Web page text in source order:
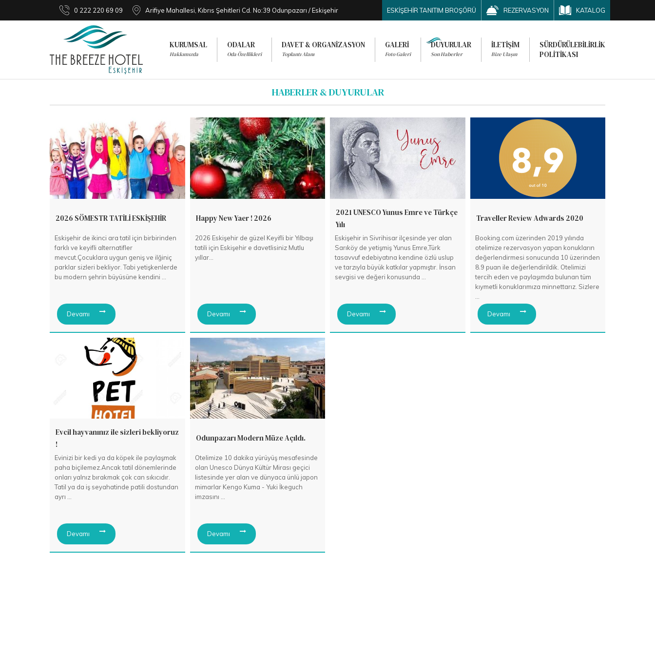
0 222 220 69 09 Arifiye Mahallesi, Kıbrıs Şehitleri Cd. No:39 Odunpazarı / Eskişehir KATALOG
REZERVASYON
ESKİŞEHİR TANITIM BROŞÖRÜ
KURUMSAL
Hakkımızda
ODALAR
Oda Özellikleri
DAVET & ORGANİZASYON
Toplantı Alanı
GALERİ
Foto Galeri
DUYURULAR
Son Haberler
İLETİŞİM
Bize Ulaşın
SÜRDÜRÜLEBİLİRLİK
POLİTİKASI
HABERLER & DUYURULAR
2026 SÖMESTR TATİLİ ESKİŞEHİR
Eskişehir de ikinci ara tatil için birbirinden
farklı ve keyifli alternatifler
mevcut.Çocuklara uygun geniş ve ilğiniç
parklar sizleri bekliyor. Tabi yetişkenlerde
bu modern şehrin büyüsüne kendini ...
Devamı
Happy New Yaer ! 2026
2026 Eskişehir de güzel Keyifli bir Yılbaşı
tatili için Eskişehir e davetlisiniz Mutlu
yıllar...
Devamı
2021 UNESCO Yunus Emre ve Türkçe
Yılı
Eskişehir in Sivrihisar ilçesinde yer alan
Sarıköy de yetişmiş Yunus Emre,Türk
tasavvuf edebiyatına kendine özlü uslup
ve tarzıyla büyük katkılar yapmıştır. İnsan
sevgisi ve değeri konusunda ...
Devamı
Traveller Review Adwards 2020
Booking.com üzerinden 2019 yılında
otelimize rezervasyon yapan konukların
değerlendirmesi sonucunda 10 üzerinden
8.9 puan ile değerlendirildik. Otelimizi
tercih eden ve paylaşımda bulunan tüm
kıymetli konuklarımıza minnettarız. Sizlere
Devamı
Evcil hayvanınız ile sizleri bekliyoruz
!
Evinizi bir kedi ya da köpek ile paylaşmak
paha biçilemez.Ancak tatil dönemlerinde
onları yalnız bırakmak çok can sıkıcıdır.
Tatil ya da iş seyahatinde patili dostundan
ayrı ...
Devamı
Odunpazarı Modern Müze Açıldı.
Otelimize 10 dakika yürüyüş mesafesinde
olan Unesco Dünya Kültür Mirası geçici
listesinde yer alan ve dünyaca ünlü japon
mimarlar Kengo Kuma - Yuki İkeguch
imzasını ...
Devamı